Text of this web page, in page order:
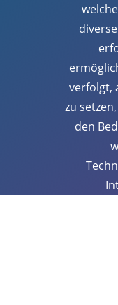
verfolgt,
zu
den